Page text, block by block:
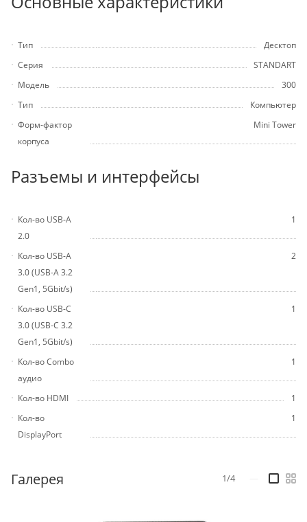
Тип
Десктоп
Серия
STANDART
Модель
300
Тип
Компьютер
Форм-фактор
корпуса
Mini Tower
Разъемы и интерфейсы
Кол-во USB-A
2.0
1
Кол-во USB-A
3.0 (USB-A 3.2
Gen1, 5Gbit/s)
2
Кол-во USB-C
3.0 (USB-C 3.2
Gen1, 5Gbit/s)
1
Кол-во Combo
аудио
1
Кол-во HDMI
1
Кол-во
DisplayPort
1
Галерея 1/4